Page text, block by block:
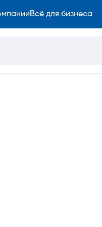
Всё для бизнеса